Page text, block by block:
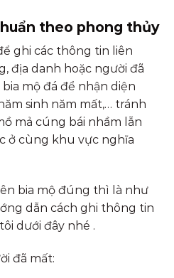
theo phong thủy
ghi các thông tin liên
địa danh hoặc người đã
mộ đá để nhận diện
sinh năm mất,… tránh
mả cúng bái nhầm lẫn
ở cùng khu vực nghĩa
bia mộ đúng thì là như
dẫn cách ghi thông tin
dưới đây nhé .
đã mất: